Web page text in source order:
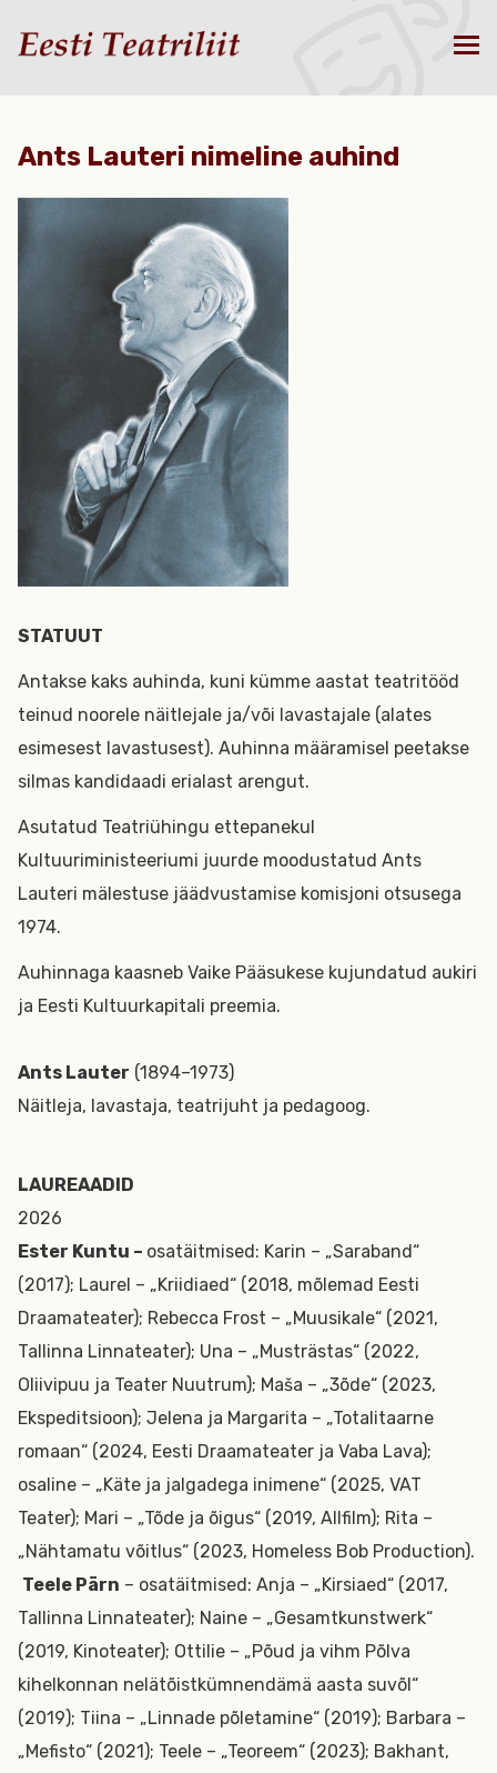
Ants Lauteri nimeline auhind
STATUUT
Antakse kaks auhinda, kuni kümme aastat teatritööd
teinud noorele näitlejale ja/või lavastajale (alates
esimesest lavastusest). Auhinna määramisel peetakse
silmas kandidaadi erialast arengut.
Asutatud Teatriühingu ettepanekul
Kultuuriministeeriumi juurde moodustatud Ants
Lauteri mälestuse jäädvustamise komisjoni otsusega
1974.
Auhinnaga kaasneb Vaike Pääsukese kujundatud aukiri
ja Eesti Kultuurkapitali preemia.
Ants Lauter (1894–1973)
Näitleja, lavastaja, teatrijuht ja pedagoog.
LAUREAADID
2026
Ester Kuntu – osatäitmised: Karin – „Saraband“
(2017); Laurel – „Kriidiaed“ (2018, mõlemad Eesti
Draamateater); Rebecca Frost – „Muusikale“ (2021,
Tallinna Linnateater); Una – „Musträstas“ (2022,
Oliivipuu ja Teater Nuutrum); Maša – „3õde“ (2023,
Ekspeditsioon); Jelena ja Margarita – „Totalitaarne
romaan“ (2024, Eesti Draamateater ja Vaba Lava);
osaline – „Käte ja jalgadega inimene“ (2025, VAT
Teater); Mari – „Tõde ja õigus“ (2019, Allfilm); Rita –
„Nähtamatu võitlus“ (2023, Homeless Bob Production).
Teele Pärn – osatäitmised: Anja – „Kirsiaed“ (2017,
Tallinna Linnateater); Naine – „Gesamtkunstwerk“
(2019, Kinoteater); Ottilie – „Põud ja vihm Põlva
kihelkonnan nelätõistkümnendämä aasta suvõl“
(2019); Tiina – „Linnade põletamine“ (2019); Barbara –
„Mefisto“ (2021); Teele – „Teoreem“ (2023); Bakhant,